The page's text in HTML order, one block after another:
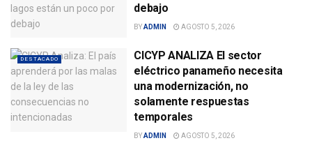
debajo
BYADMIN AGOSTO 5, 2026
DESTACADO
CICYP ANALIZA El sector
eléctrico panameño necesita
una modernización, no
solamente respuestas
temporales
BYADMIN AGOSTO 5, 2026